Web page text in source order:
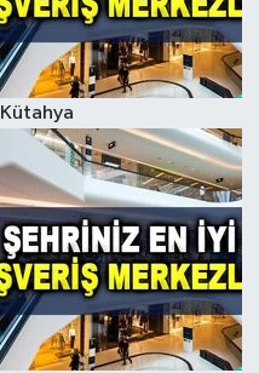
Kütahya